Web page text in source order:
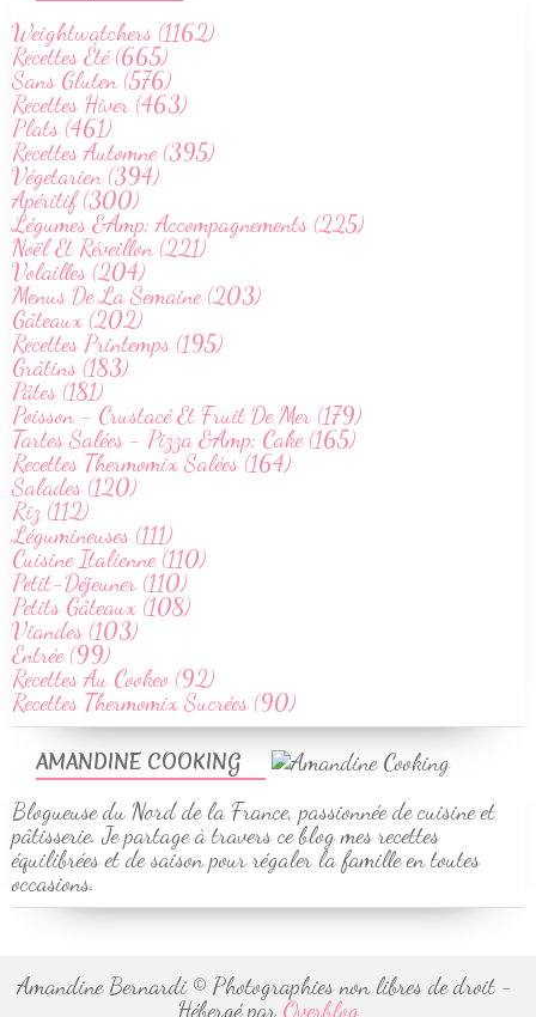
AMANDINE COOKING
Blogueuse du Nord de la France, passionnée de cuisine et
pâtisserie. Je partage à travers ce blog mes recettes
équilibrées et de saison pour régaler la famille en toutes
occasions.
Weightwatchers (1162)
Recettes Été (665)
Sans Gluten (576)
Recettes Hiver (463)
Plats (461)
Recettes Automne (395)
Végetarien (394)
Apéritif (300)
Légumes &Amp; Accompagnements (225)
Noël Et Réveillon (221)
Volailles (204)
Menus De La Semaine (203)
Gâteaux (202)
Recettes Printemps (195)
Grâtins (183)
Pâtes (181)
Poisson - Crustacé Et Fruit De Mer (179)
Tartes Salées - Pizza &Amp; Cake (165)
Recettes Thermomix Salées (164)
Salades (120)
Riz (112)
Légumineuses (111)
Cuisine Italienne (110)
Petit-Déjeuner (110)
Petits Gâteaux (108)
Viandes (103)
Entrée (99)
Recettes Au Cookeo (92)
Recettes Thermomix Sucrées (90)
Amandine Bernardi © Photographies non libres de droit -
Hébergé par Overblog